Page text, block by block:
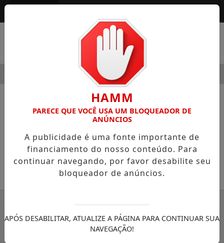
HOSPITAL SAMARITANO HIGIENÓPOLIS
COLUNISTAS
Entendendo as diferenças
Colunista *Paulo Eduardo de Barros
Fonseca
A-
HAMM
PARECE QUE VOCÊ USA UM BLOQUEADOR DE
ANÚNCIOS
A publicidade é uma fonte importante de
financiamento do nosso conteúdo. Para
continuar navegando, por favor desabilite seu
bloqueador de anúncios.
APÓS DESABILITAR, ATUALIZE A PÁGINA PARA CONTINUAR SUA
NAVEGAÇÃO!